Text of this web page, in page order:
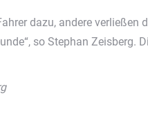
dazu, andere verließen
so Stephan Zeisberg.